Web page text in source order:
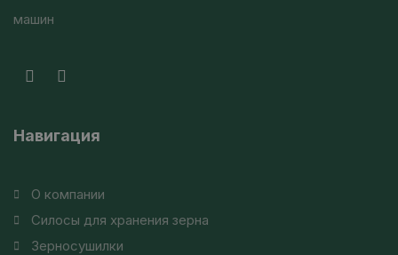
машин
Навигация
О компании
Силосы для хранения зерна
Зерносушилки